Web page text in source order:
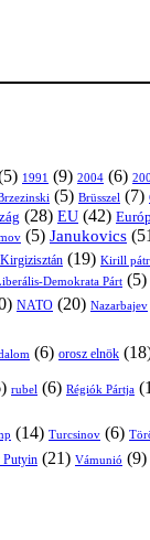
1991 (9) 2004 (6)
(5) Brüsszel (7)
(28) EU (42)
(5) Janukovics
Kirgizisztán (19) Kirill
Demokrata Párt (5)
NATO (20) Nazarbajev
(6) orosz elnök
rubel (6) Régiók Pártja
(14) Turcsinov (6)
(21) Vámunió (9)